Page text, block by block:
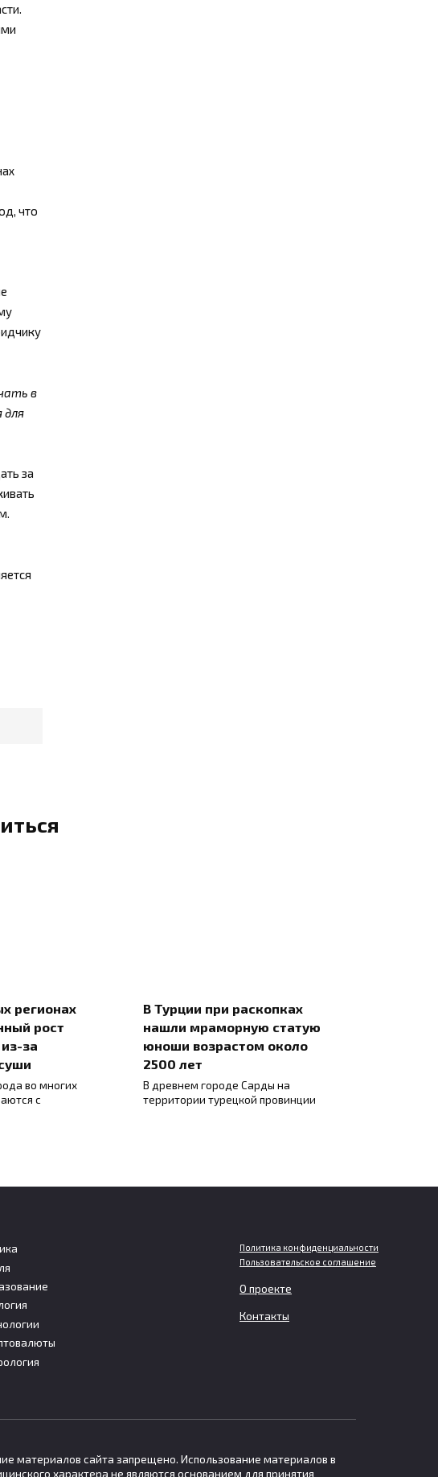
что
в
для
за
регионах
рост
за
во многих
с
В Турции при раскопках
нашли мраморную статую
юноши возрастом около
2500 лет
В древнем городе Сарды на
территории турецкой провинции
центр РАН
об
минерала
центр РАН
об открытии
Глобальное потепление идет
быстрее после середины
Политика конфиденциальности
Пользовательское соглашение
О проекте
Контакты
материалов сайта запрещено. Использование материалов в
характера не являются основанием для принятия